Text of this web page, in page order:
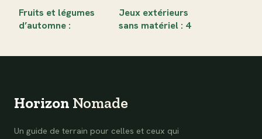
Fruits et légumes
d’automne :
Jeux extérieurs
sans matériel : 4
Horizon Nomade
Un guide de terrain pour celles et ceux qui